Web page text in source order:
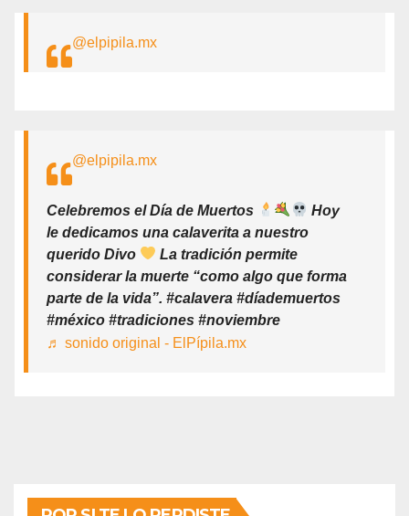
@elpipila.mx
@elpipila.mx
Celebremos el Día de Muertos
Hoy
le dedicamos una calaverita a nuestro
querido Divo
La tradición permite
considerar la muerte “como algo que forma
parte de la vida”. #calavera #díademuertos
#méxico #tradiciones #noviembre
♬ sonido original - ElPípila.mx